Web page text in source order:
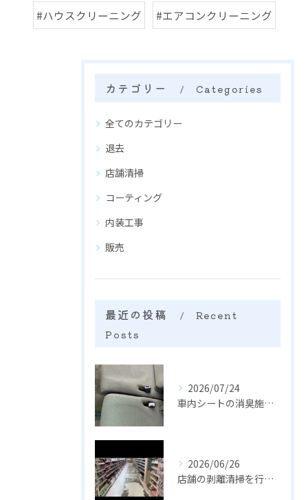
#ハウスクリーニング #エアコンクリーニング
カテゴリー Categories
全てのカテゴリー
退去
店舗清掃
コーティング
内装工事
販売
最近の投稿
Recent
Posts
2026/07/24
車内シートの消臭施工を行いました
2026/06/26
店舗の剥離清掃を行いました